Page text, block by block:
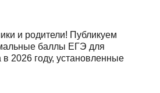
и родители! Публикуем
баллы ЕГЭ для
в 2026 году, установленные